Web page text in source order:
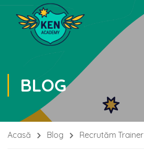
BLOG
Acasă Blog Recrutăm Trainer